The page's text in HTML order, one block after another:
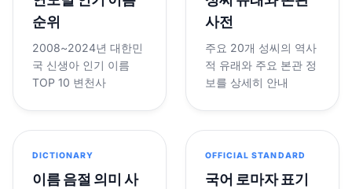
순위
2008~2024년 대한민
국 신생아 인기 이름
TOP 10 변천사
사전
주요 20개 성씨의 역사
적 유래와 주요 본관 정
보를 상세히 안내
DICTIONARY
이름 음절 의미 사
OFFICIAL STANDARD
국어 로마자 표기